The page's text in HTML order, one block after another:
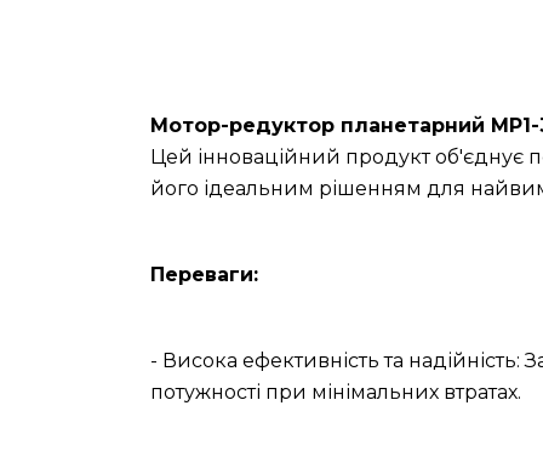
Мотор-редуктор планетарний МР1-
Цей інноваційний продукт об'єднує
його ідеальним рішенням для
Переваги:
- Висока ефективність та надійність:
потужності при мінімальних втратах.